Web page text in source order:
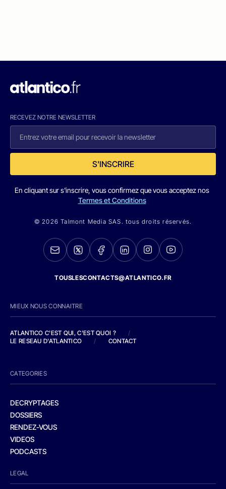
RECEVEZ NOTRE NEWSLETTER
S'INSCRIRE
En cliquant sur s'inscrire, vous confirmez que vous acceptez nos
Termes et Conditions
© 2026 Talmont Media SAS. tous droits réservés.
TOUSLESCONTACTS@ATLANTICO.FR
MIEUX NOUS CONNAITRE
ATLANTICO C'EST QUI, C'EST QUOI ?
/
LE RESEAU D'ATLANTICO
/ CONTACT
CATEGORIES
DECRYPTAGES
DOSSIERS
RENDEZ-VOUS
VIDEOS
PODCASTS
LEGAL